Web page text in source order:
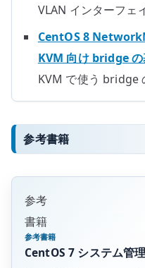
VLAN インターフェ
CentOS 8
KVM 向け bridge
KVM で使う bridge
参考書籍
参考
書籍
参考書籍
CentOS 7 システム管